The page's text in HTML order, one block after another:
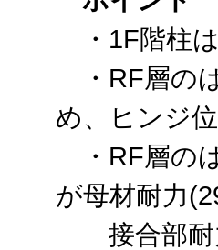
・1F階柱
・RF層の
め、ヒンジ
・RF層の
が母材耐力
接合部耐